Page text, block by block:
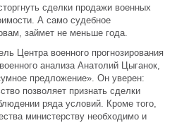
сделки продажи военных
А само судебное
займет не меньше года.
Центра военного прогнозирования
анализа Анатолий Цыганок,
предложение». Он уверен:
позволяет признать сделки
ряда условий. Кроме того,
министерству необходимо и